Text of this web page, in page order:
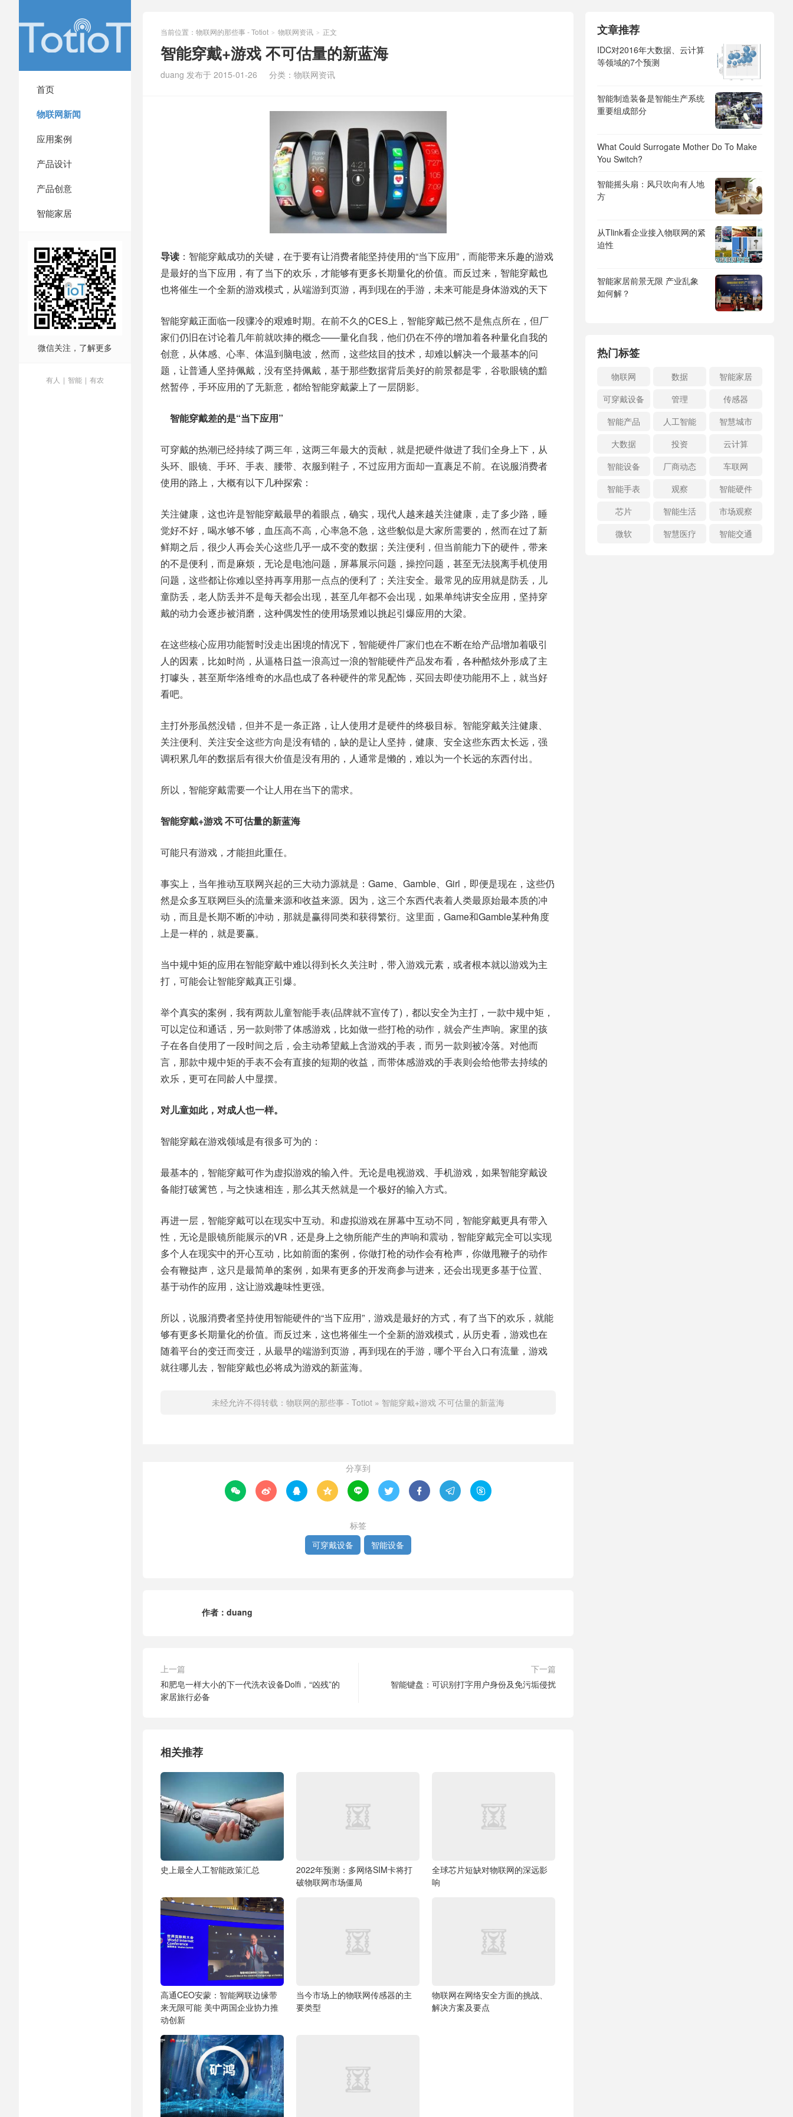
首页
物联网新闻
应用案例
产品设计
产品创意
智能家居
微信关注，了解更多
有人 | 智能 | 有农
当前位置： 物联网的那些事 - Totiot > 物联网资讯 > 正文
智能穿戴+游戏 不可估量的新蓝海
duang 发布于 2015-01-26 分类： 物联网资讯
导读 ：智能穿戴成功的关键，在于要有让消费者能坚持使用的“当下应用”，而能带来乐趣的游戏
是最好的当下应用，有了当下的欢乐，才能够有更多长期量化的价值。而反过来，智能穿戴也
也将催生一个全新的游戏模式，从端游到页游，再到现在的手游，未来可能是身体游戏的天下
智能穿戴正面临一段骤冷的艰难时期。在前不久的CES上，智能穿戴已然不是焦点所在，但厂
家们仍旧在讨论着几年前就吹捧的概念——量化自我，他们仍在不停的增加着各种量化自我的
创意，从体感、心率、体温到脑电波，然而，这些炫目的技术，却难以解决一个最基本的问
题，让普通人坚持佩戴，没有坚持佩戴，基于那些数据背后美好的前景都是零，谷歌眼镜的黯
然暂停，手环应用的了无新意，都给智能穿戴蒙上了一层阴影。
智能穿戴差的是“当下应用”
可穿戴的热潮已经持续了两三年，这两三年最大的贡献，就是把硬件做进了我们全身上下，从
头环、眼镜、手环、手表、腰带、衣服到鞋子，不过应用方面却一直裹足不前。在说服消费者
使用的路上，大概有以下几种探索：
关注健康，这也许是智能穿戴最早的着眼点，确实，现代人越来越关注健康，走了多少路，睡
觉好不好，喝水够不够，血压高不高，心率急不急，这些貌似是大家所需要的，然而在过了新
鲜期之后，很少人再会关心这些几乎一成不变的数据；关注便利，但当前能力下的硬件，带来
的不是便利，而是麻烦，无论是电池问题，屏幕展示问题，操控问题，甚至无法脱离手机使用
问题，这些都让你难以坚持再享用那一点点的便利了；关注安全。最常见的应用就是防丢，儿
童防丢，老人防丢并不是每天都会出现，甚至几年都不会出现，如果单纯讲安全应用，坚持穿
戴的动力会逐步被消磨，这种偶发性的使用场景难以挑起引爆应用的大梁。
在这些核心应用功能暂时没走出困境的情况下，智能硬件厂家们也在不断在给产品增加着吸引
人的因素，比如时尚，从逼格日益一浪高过一浪的智能硬件产品发布看，各种酷炫外形成了主
打噱头，甚至斯华洛维奇的水晶也成了各种硬件的常见配饰，买回去即使功能用不上，就当好
看吧。
主打外形虽然没错，但并不是一条正路，让人使用才是硬件的终极目标。智能穿戴关注健康、
关注便利、关注安全这些方向是没有错的，缺的是让人坚持，健康、安全这些东西太长远，强
调积累几年的数据后有很大价值是没有用的，人通常是懒的，难以为一个长远的东西付出。
所以，智能穿戴需要一个让人用在当下的需求。
智能穿戴+游戏 不可估量的新蓝海
可能只有游戏，才能担此重任。
事实上，当年推动互联网兴起的三大动力源就是：Game、Gamble、Girl，即便是现在，这些仍
然是众多互联网巨头的流量来源和收益来源。因为，这三个东西代表着人类最原始最本质的冲
动，而且是长期不断的冲动，那就是赢得同类和获得繁衍。这里面，Game和Gamble某种角度
上是一样的，就是要赢。
当中规中矩的应用在智能穿戴中难以得到长久关注时，带入游戏元素，或者根本就以游戏为主
打，可能会让智能穿戴真正引爆。
举个真实的案例，我有两款儿童智能手表(品牌就不宣传了)，都以安全为主打，一款中规中矩，
可以定位和通话，另一款则带了体感游戏，比如做一些打枪的动作，就会产生声响。家里的孩
子在各自使用了一段时间之后，会主动希望戴上含游戏的手表，而另一款则被冷落。对他而
言，那款中规中矩的手表不会有直接的短期的收益，而带体感游戏的手表则会给他带去持续的
欢乐，更可在同龄人中显摆。
对儿童如此，对成人也一样。
智能穿戴在游戏领域是有很多可为的：
最基本的，智能穿戴可作为虚拟游戏的输入件。无论是电视游戏、手机游戏，如果智能穿戴设
备能打破篱笆，与之快速相连，那么其天然就是一个极好的输入方式。
再进一层，智能穿戴可以在现实中互动。和虚拟游戏在屏幕中互动不同，智能穿戴更具有带入
性，无论是眼镜所能展示的VR，还是身上之物所能产生的声响和震动，智能穿戴完全可以实现
多个人在现实中的开心互动，比如前面的案例，你做打枪的动作会有枪声，你做甩鞭子的动作
会有鞭挞声，这只是最简单的案例，如果有更多的开发商参与进来，还会出现更多基于位置、
基于动作的应用，这让游戏趣味性更强。
所以，说服消费者坚持使用智能硬件的“当下应用”，游戏是最好的方式，有了当下的欢乐，就能
够有更多长期量化的价值。而反过来，这也将催生一个全新的游戏模式，从历史看，游戏也在
随着平台的变迁而变迁，从最早的端游到页游，再到现在的手游，哪个平台入口有流量，游戏
就往哪儿去，智能穿戴也必将成为游戏的新蓝海。
未经允许不得转载： 物联网的那些事 - Totiot » 智能穿戴+游戏 不可估量的新蓝海
分享到
        
标签
可穿戴设备
智能设备
作者： duang
上一篇
和肥皂一样大小的下一代洗衣设备Dolfi，“凶残”的
家居旅行必备
下一篇
智能键盘：可识别打字用户身份及免污垢侵扰
相关推荐
史上最全人工智能政策汇总
2022年预测：多网络SIM卡将打
破物联网市场僵局
全球芯片短缺对物联网的深远影
响
高通CEO安蒙：智能网联边缘带
来无限可能 美中两国企业协力推
动创新
当今市场上的物联网传感器的主
要类型
物联网在网络安全方面的挑战、
解决方案及要点
文章推荐
IDC对2016年大数据、云计算
等领域的7个预测
智能制造装备是智能生产系统
重要组成部分
What Could Surrogate Mother Do To Make
You Switch?
智能摇头扇：风只吹向有人地
方
从Tlink看企业接入物联网的紧
迫性
智能家居前景无限 产业乱象
如何解？
热门标签
物联网 数据
智能家居
可穿戴设备
管理
传感器
智能产品
人工智能
智慧城市
大数据
投资
云计算
智能设备
厂商动态
车联网
智能手表
观察
智能硬件
芯片
智能生活
市场观察
微软
智慧医疗 智能交通